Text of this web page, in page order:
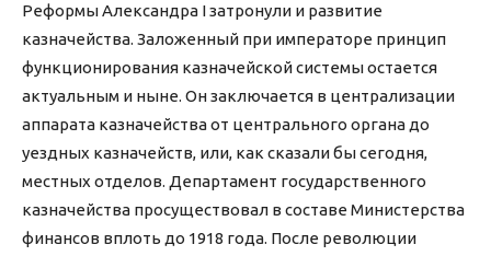
Реформы Александра I затронули и развитие
казначейства. Заложенный при императоре принцип
функционирования казначейской системы остается
актуальным и ныне. Он заключается в централизации
аппарата казначейства от центрального органа до
уездных казначейств, или, как сказали бы сегодня,
местных отделов. Департамент государственного
казначейства просуществовал в составе Министерства
финансов вплоть до 1918 года. После революции